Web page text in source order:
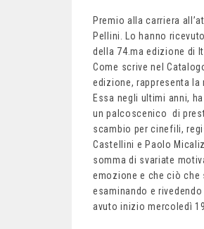
Premio alla carriera
Pellini. Lo hanno
della 74.ma edizione di
Come scrive nel
edizione, rappresenta
Essa negli ultimi anni,
un palcoscenico di
scambio per cinefili,
Castellini e Paolo
somma di svariate
emozione e che ciò
esaminando e
avuto inizio mercoledì